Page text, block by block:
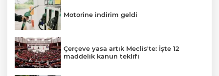
Motorine indirim geldi
Çerçeve yasa artık Meclis'te: İşte 12
maddelik kanun teklifi